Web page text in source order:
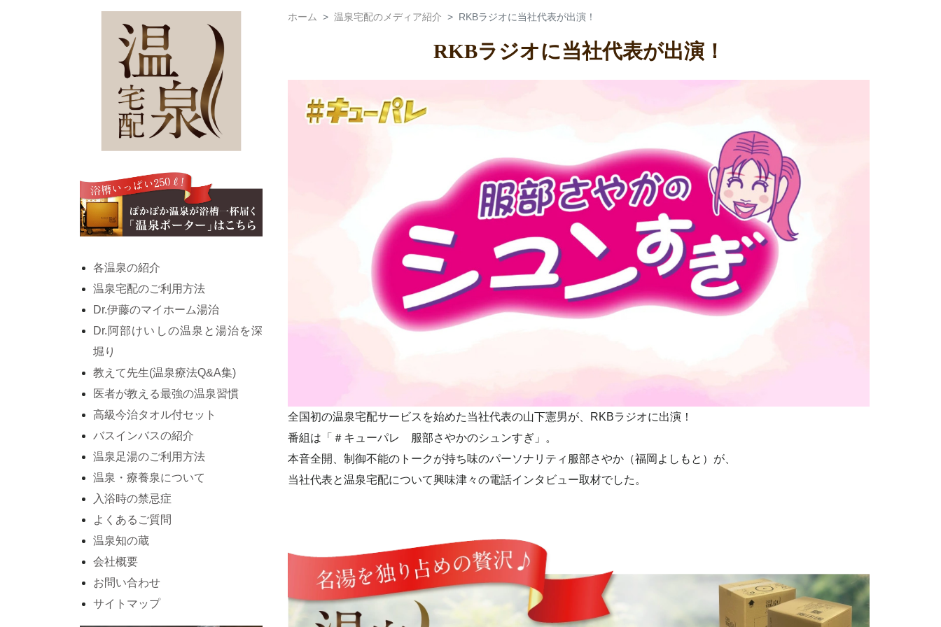
各温泉の紹介
温泉宅配のご利用方法
Dr.伊藤のマイホーム湯治
Dr.阿部けいしの温泉と湯治を深
堀り
教えて先生(温泉療法Q&A集)
医者が教える最強の温泉習慣
高級今治タオル付セット
バスインバスの紹介
温泉足湯のご利用方法
温泉・療養泉について
入浴時の禁忌症
よくあるご質問
温泉知の蔵
会社概要
お問い合わせ
サイトマップ
ホーム 温泉宅配のメディア紹介 RKBラジオに当社代表が出演！
RKBラジオに当社代表が出演！
全国初の温泉宅配サービスを始めた当社代表の山下憲男が、RKBラジオに出演！
番組は「＃キューパレ 服部さやかのシュンすぎ」。
本音全開、制御不能のトークが持ち味のパーソナリティ服部さやか（福岡よしもと）が、
当社代表と温泉宅配について興味津々の電話インタビュー取材でした。